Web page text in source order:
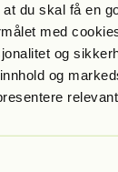
du skal få en
med
og
og